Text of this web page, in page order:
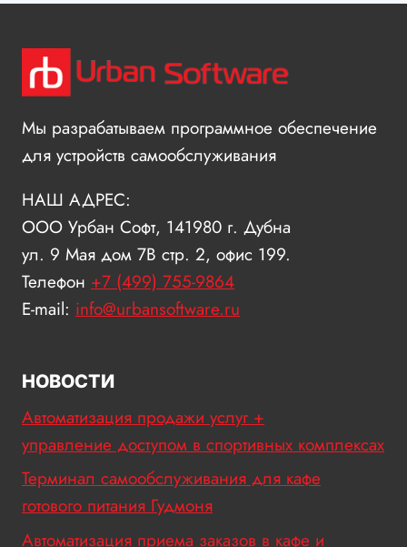
Мы разрабатываем программное обеспечение
для устройств самообслуживания
НАШ АДРЕС:
ООО Урбан Софт, 141980 г. Дубна
ул. 9 Мая дом 7В стр. 2, офис 199.
Телефон +7 (499) 755-9864
E-mail: info@urbansoftware.ru
НОВОСТИ
Автоматизация продажи услуг +
управление доступом в спортивных комплексах
Терминал самообслуживания для кафе
готового питания Гудмоня
Автоматизация приема заказов в кафе и